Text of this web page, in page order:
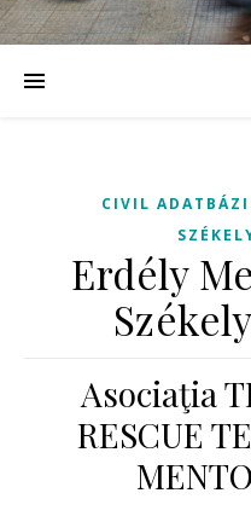
CIVIL
Erdély
Asociaţia
RESCUE